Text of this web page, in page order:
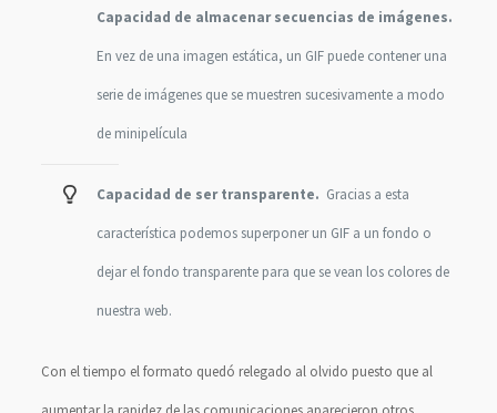
Capacidad de almacenar secuencias de imágenes.
En vez de una imagen estática, un GIF puede contener una
serie de imágenes que se muestren sucesivamente a modo
de minipelícula
Capacidad de ser transparente. Gracias a esta
característica podemos superponer un GIF a un fondo o
dejar el fondo transparente para que se vean los colores de
nuestra web.
Con el tiempo el formato quedó relegado al olvido puesto que al